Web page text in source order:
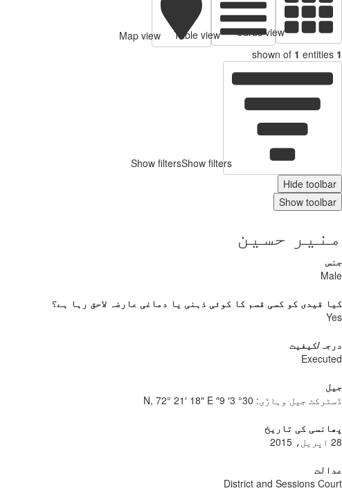
Cards view
Table view
Map view
1
shown of 1 entities
Show filtersShow filters
Hide toolbar
Show toolbar
منیر حسین
جنس
Male
کیا قیدی کو کسی قسم کا کوئی ذہنی یا دماغی عارضہ لاحق رہا ہے؟
Yes
درجہ/کیفیت
Executed
جیل
ڈسٹرکٹ جیل وہاڑی: 30° 3′ 9″ N, 72° 21′ 18″ E
پھانسی کی تاریخ
28 اپریل، 2015
عدالت
District and Sessions Court